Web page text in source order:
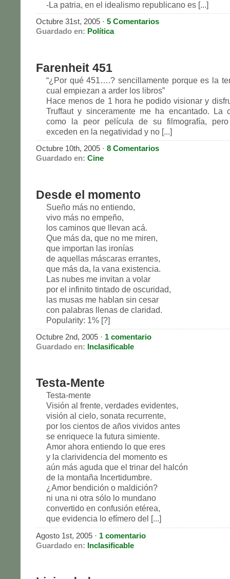
-La patria, en el idealismo republicano es [...]
Octubre 31st, 2005 · 5 Comentarios
Guardado en: Política
Farenheit 451
“¿Por qué 451….? sencillamente porque es la
cual empiezan a arder los libros”
Hace menos de 1 hora he podido visionar y
Truffaut y sinceramente me ha encantado. La
como la peor película de su filmografía,
exceden en la negatividad y no [...]
Octubre 10th, 2005 · 8 Comentarios
Guardado en: Cine
Desde el momento
Sueño más no entiendo,
vivo más no empeño,
los caminos que llevan acá.
Que más da, que no me miren,
que importan las ironías
de aquellas máscaras errantes,
que más da, la vana existencia.
Las nubes me invitan a volar
por el infinito tintado de oscuridad,
las musas me hablan sin cesar
con palabras llenas de claridad.
Popularity: 1% [?]
Octubre 2nd, 2005 · 1 comentario
Guardado en: Inclasificable
Testa-Mente
Testa-mente
Visión al frente, verdades evidentes,
visión al cielo, sonata recurrente,
por los cientos de años vividos antes
se enriquece la futura simiente.
Amor ahora entiendo lo que eres
y la clarividencia del momento es
aún más aguda que el trinar del halcón
de la montaña Incertidumbre.
¿Amor bendición o maldición?
ni una ni otra sólo lo mundano
convertido en confusión etérea,
que evidencia lo efímero del [...]
Agosto 1st, 2005 · 1 comentario
Guardado en: Inclasificable